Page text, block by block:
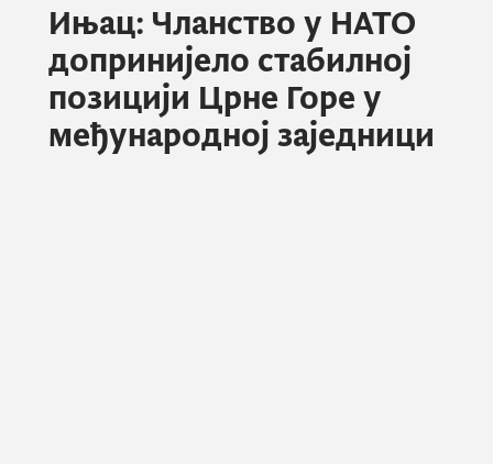
Ињац: Чланство у НАТО
допринијело стабилној
позицији Црне Горе у
међународној заједници